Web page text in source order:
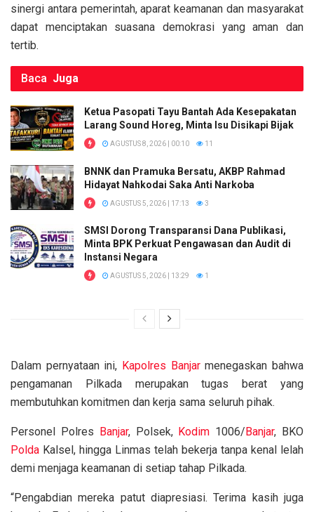
sinergi antara pemerintah, aparat keamanan dan masyarakat
dapat menciptakan suasana demokrasi yang aman dan
tertib.
Baca Juga
Ketua Pasopati Tayu Bantah Ada Kesepakatan
Larang Sound Horeg, Minta Isu Disikapi Bijak
AGUSTUS 8, 2026 | 00:10 11
BNNK dan Pramuka Bersatu, AKBP Rahmad
Hidayat Nahkodai Saka Anti Narkoba
AGUSTUS 5, 2026 | 17:13 3
SMSI Dorong Transparansi Dana Publikasi,
Minta BPK Perkuat Pengawasan dan Audit di
Instansi Negara
AGUSTUS 5, 2026 | 13:29 1
Dalam pernyataan ini, Kapolres Banjarmenegaskan bahwa
pengamanan Pilkada merupakan tugas berat yang
membutuhkan komitmen dan kerja sama seluruh pihak.
Personel Polres Banjar, Polsek, Kodim 1006/Banjar, BKO
Polda Kalsel, hingga Linmas telah bekerja tanpa kenal lelah
demi menjaga keamanan di setiap tahap Pilkada.
“Pengabdian mereka patut diapresiasi. Terima kasih juga